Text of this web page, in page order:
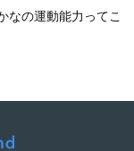
の運動能力ってこ